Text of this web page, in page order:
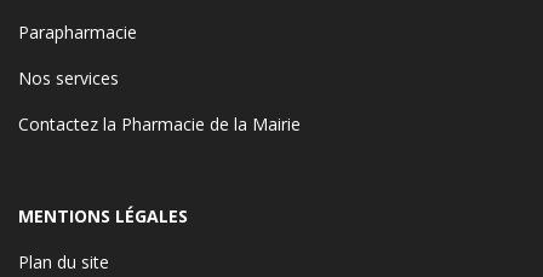
Parapharmacie
Nos services
Contactez la Pharmacie de la Mairie
MENTIONS LÉGALES
Plan du site